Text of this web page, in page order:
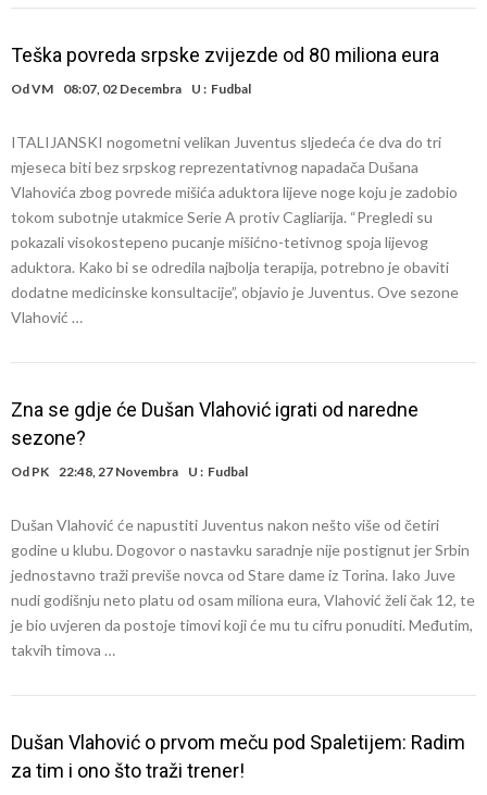
Teška povreda srpske zvijezde od 80 miliona eura
OdVM 08:07, 02 Decembra U : Fudbal
ITALIJANSKI nogometni velikan Juventus sljedeća će dva do tri
mjeseca biti bez srpskog reprezentativnog napadača Dušana
Vlahovića zbog povrede mišića aduktora lijeve noge koju je zadobio
tokom subotnje utakmice Serie A protiv Cagliarija. “Pregledi su
pokazali visokostepeno pucanje mišićno-tetivnog spoja lijevog
aduktora. Kako bi se odredila najbolja terapija, potrebno je obaviti
dodatne medicinske konsultacije”, objavio je Juventus. Ove sezone
Vlahović …
Zna se gdje će Dušan Vlahović igrati od naredne
sezone?
Od PK 22:48, 27 Novembra U : Fudbal
Dušan Vlahović će napustiti Juventus nakon nešto više od četiri
godine u klubu. Dogovor o nastavku saradnje nije postignut jer Srbin
jednostavno traži previše novca od Stare dame iz Torina. Iako Juve
nudi godišnju neto platu od osam miliona eura, Vlahović želi čak 12, te
je bio uvjeren da postoje timovi koji će mu tu cifru ponuditi. Međutim,
takvih timova …
Dušan Vlahović o prvom meču pod Spaletijem: Radim
za tim i ono što traži trener!